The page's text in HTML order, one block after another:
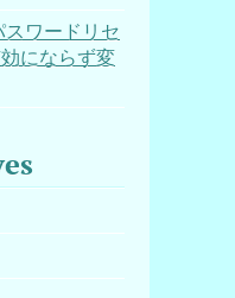
ワードリセ
にならず変